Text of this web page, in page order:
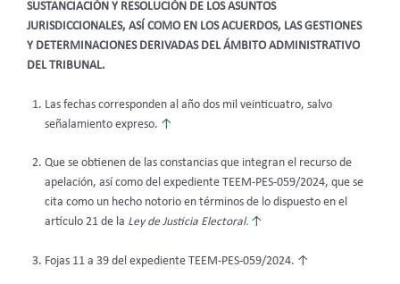
SUSTANCIACIÓN Y RESOLUCIÓN DE LOS ASUNTOS
JURISDICCIONALES, ASÍ COMO EN LOS ACUERDOS, LAS GESTIONES
Y DETERMINACIONES DERIVADAS DEL ÁMBITO ADMINISTRATIVO
DEL TRIBUNAL.
Las fechas corresponden al año dos mil veinticuatro, salvo
señalamiento expreso. ↑
Que se obtienen de las constancias que integran el recurso de
apelación, así como del expediente TEEM-PES-059/2024, que se
cita como un hecho notorio en términos de lo dispuesto en el
artículo 21 de la Ley de Justicia Electoral. ↑
Fojas 11 a 39 del expediente TEEM-PES-059/2024. ↑